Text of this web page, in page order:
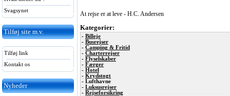
Svagsynet
Tilføj site m.v.
Tilføj link
Kontakt os
Nyheder
At rejse er at leve - H.C. Andersen
Kategorier:
- Billeje
- Busrejser
- Camping & Fritid
- Charterrejser
- Flyselskaber
- Færger
- Hotel
- Krydstogt
- Lufthavne
- Luksusrejser
- Rejseforsikring